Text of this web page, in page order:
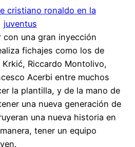
una gran inyección
fichajes como los de
Riccardo Montolivo,
Acerbi entre muchos
la plantilla, y de la mano de
una nueva generación de
una nueva historia en
tener un equipo